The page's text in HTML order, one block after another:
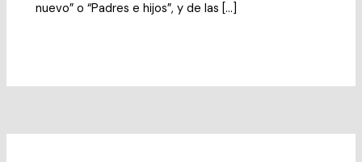
nuevo” o “Padres e hijos”, y de las […]